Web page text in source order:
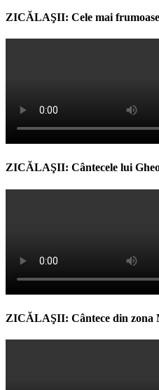
ZICĂLAŞII: Cele mai
ZICĂLAŞII: Cântecele lui
ZICĂLAŞII: Cântece din zona